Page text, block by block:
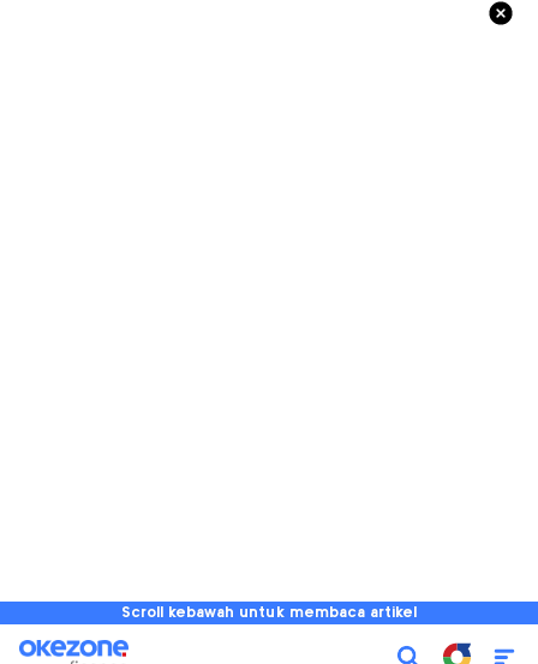
Scroll kebawah untuk membaca artikel